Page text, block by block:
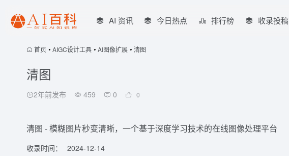
AI 资讯 今日热点 排行榜 收录投稿
首页 • AIGC设计工具 • AI图像扩展 • 清图
清图
2年前发布 459 0 0
清图 - 模糊图片秒变清晰，一个基于深度学习技术的在线图像处理平台
收录时间： 2024-12-14